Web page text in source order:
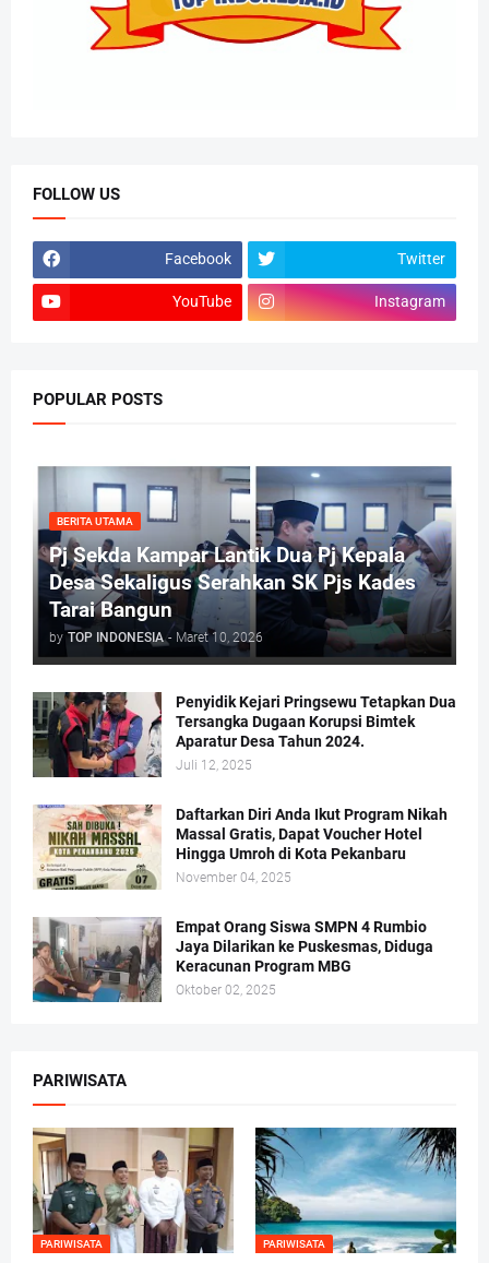
FOLLOW US
Facebook Twitter
YouTube Instagram
POPULAR POSTS
BERITA UTAMA
Pj Sekda Kampar Lantik Dua Pj Kepala
Desa Sekaligus Serahkan SK Pjs Kades
Tarai Bangun
by TOP INDONESIA - Maret 10, 2026
Penyidik Kejari Pringsewu Tetapkan Dua
Tersangka Dugaan Korupsi Bimtek
Aparatur Desa Tahun 2024.
Juli 12, 2025
Daftarkan Diri Anda Ikut Program Nikah
Massal Gratis, Dapat Voucher Hotel
Hingga Umroh di Kota Pekanbaru
November 04, 2025
Empat Orang Siswa SMPN 4 Rumbio
Jaya Dilarikan ke Puskesmas, Diduga
Keracunan Program MBG
Oktober 02, 2025
PARIWISATA
PARIWISATA PARIWISATA